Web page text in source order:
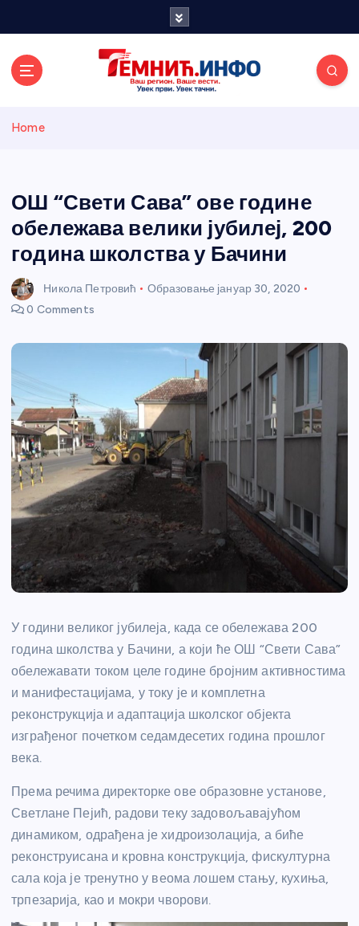
и портал
Home
ОШ “Свети Сава” ове године
обележава велики јубилеј, 200
година школства у Бачини
Никола Петровић Образовање јануар 30, 2020
0 Comments
У години великог јубилеја, када се обележава 200
година школства у Бачини, а који ће ОШ “Свети Сава”
обележавати током целе године бројним активностима
и манифестацијама, у току је и комплетна
реконструкција и адаптација школског објекта
изграђеног почетком седамдесетих година прошлог
века.
Према речима директорке ове образовне установе,
Светлане Пејић, радови теку задовољавајућом
динамиком, одрађена је хидроизолација, а биће
реконструисана и кровна конструкција, фискултурна
сала која је тренутно у веома лошем стању, кухиња,
трпезарија, као и мокри чворови.